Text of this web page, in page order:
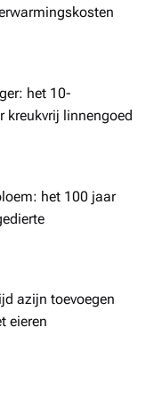
het 10-
kreukvrij linnengoed
het 100 jaar
azijn toevoegen
eieren